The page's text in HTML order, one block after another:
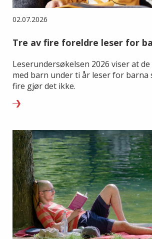
02.07.2026
Tre av fire foreldre leser for
Leserundersøkelsen 2026 viser at
med barn under ti år leser for barna
fire gjør det ikke.